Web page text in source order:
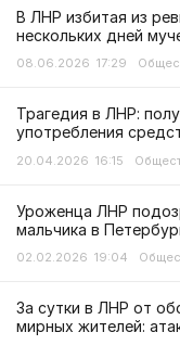
В ЛНР избитая из
нескольких дней
08.06.2026 17:29
Трагедия в ЛНР:
употребления
20.04.2026 16:15
Уроженца ЛНР
мальчика в
02.02.2026 19:04
За сутки в ЛНР от
мирных жителей: